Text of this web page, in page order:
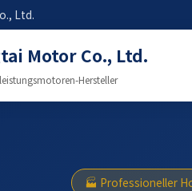
Ltd.
Motor Co., Ltd.
Hersteller
🏭 Professioneller